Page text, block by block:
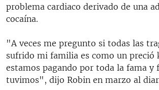
problema cardiaco derivado de una
cocaína.
"A veces me pregunto si todas las
sufrido mi familia es como un preció
estamos pagando por toda la fama y
tuvimos", dijo Robin en marzo al